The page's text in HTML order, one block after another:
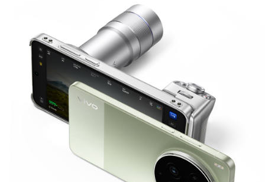
Việt Nam | Chọn quốc gia/khu vực